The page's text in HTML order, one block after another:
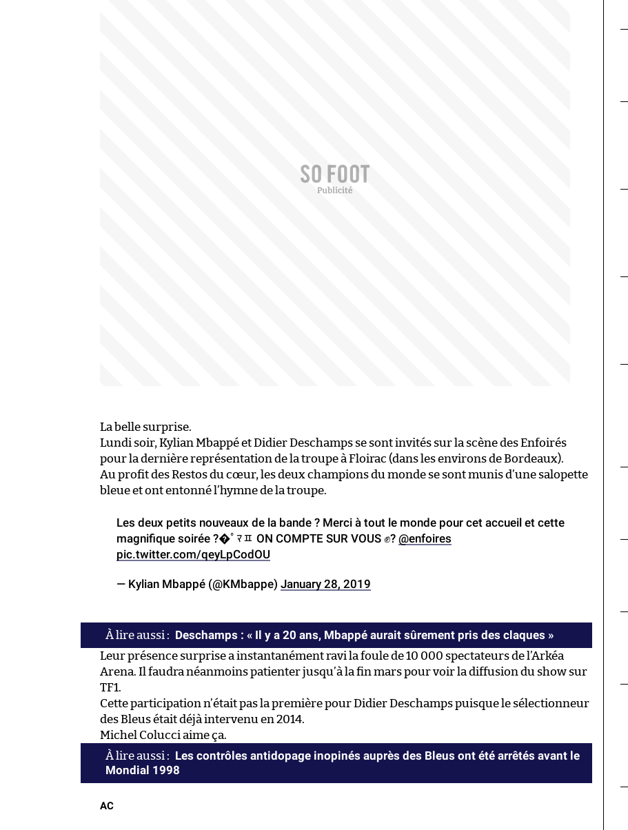
La belle surprise.
Lundi soir, Kylian Mbappé et Didier Deschamps se sont invités sur la scène des Enfoirés
pour la dernière représentation de la troupe à Floirac (dans les environs de Bordeaux).
Au profit des Restos du cœur, les deux champions du monde se sont munis d’une salopette
bleue et ont entonné l’hymne de la troupe.
Les deux petits nouveaux de la bande ? Merci à tout le monde pour cet accueil et cette
magnifique soirée ?�ﾟﾏﾽ ON COMPTE SUR VOUS ✊? @enfoires
pic.twitter.com/qeyLpCodOU
— Kylian Mbappé (@KMbappe) January 28, 2019
Deschamps : « Il y a 20 ans, Mbappé aurait sûrement pris des claques »
Leur présence surprise a instantanément ravi la foule de 10 000 spectateurs de l’Arkéa
Arena. Il faudra néanmoins patienter jusqu’à la fin mars pour voir la diffusion du show sur
TF1.
Cette participation n’était pas la première pour Didier Deschamps puisque le sélectionneur
des Bleus était déjà intervenu en 2014.
Michel Colucci aime ça.
Les contrôles antidopage inopinés auprès des Bleus ont été arrêtés avant le
Mondial 1998
AC